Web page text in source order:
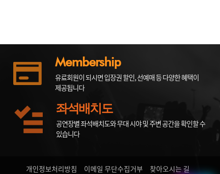
Membership
유료회원이 되시면 입장권 할인, 선예매 등 다양한 혜택이
제공됩니다
좌석배치도
공연장별 좌석배치도와 무대 시야 및 주변 공간을 확인할 수
있습니다
개인정보처리방침 이메일 무단수집거부 찾아오시는 길